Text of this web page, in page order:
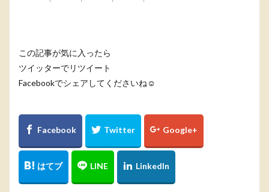
この記事が気に入ったら
ツイッターでリツイート
Facebookでシェアしてくださいね☺️